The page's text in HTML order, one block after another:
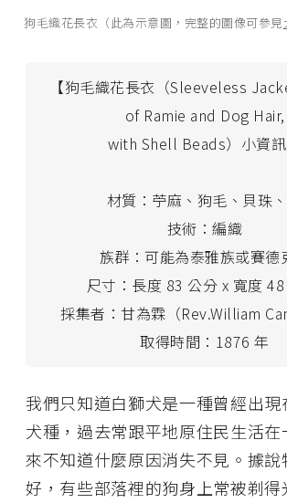
狗毛織花長衣（此為示意圖，完整的圖像可參見
【狗毛織花長衣（Sleeveless
of Ramie and Dog Hair,
with Shell Beads）小資訊
材質：苧麻、狗毛、貝珠
技術：編織
族群：可能為泰雅族或賽德
尺寸：長度 83 公分 x 寬度
採集者：甘為霖（Rev.William
取得時間：1876 年
我們只知道白獅犬是一種曾經出現
犬種，過去常跟平地原住民生活在
來不知道什麼原因消失不見。據說
好，有些部落裡的狗身上常被剃